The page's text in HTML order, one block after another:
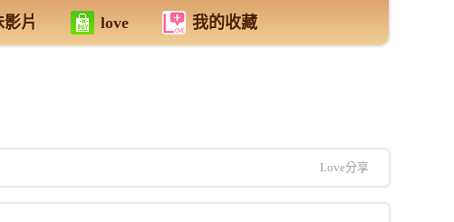
片 love 我的收藏
Love分享